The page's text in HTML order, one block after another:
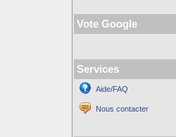
Vote Google
Services
Aide/FAQ
Nous contacter